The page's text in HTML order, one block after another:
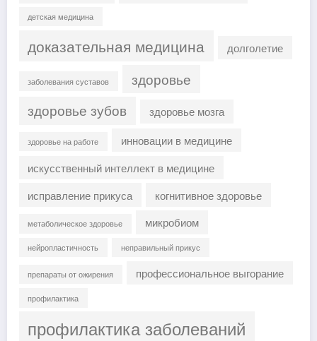
детская медицина
доказательная медицина долголетие
заболевания суставов
здоровье
здоровье зубов
здоровье мозга
здоровье на работе
инновации в медицине
искусственный интеллект в медицине
исправление прикуса
когнитивное здоровье
метаболическое здоровье микробиом
нейропластичность неправильный прикус
препараты от ожирения профессиональное выгорание
профилактика
профилактика заболеваний